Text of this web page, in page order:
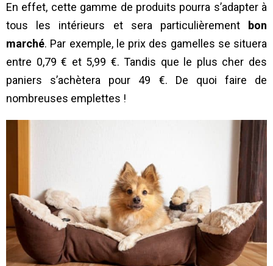
En effet, cette gamme de produits pourra s’adapter à
tous les intérieurs et sera particulièrementbon
marché. Par exemple, le prix des gamelles se situera
entre 0,79 € et 5,99 €. Tandis que le plus cher des
paniers s’achètera pour 49 €. De quoi faire de
nombreuses emplettes !